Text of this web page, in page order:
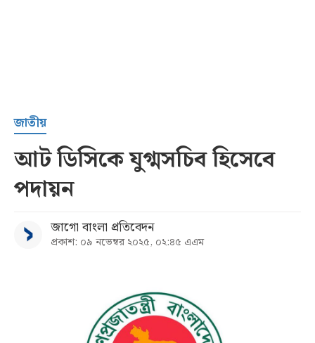
সর্বশেষ
বিভাগ
জাতীয়
আট ডিসিকে যুগ্মসচিব হিসেবে
পদায়ন
জাগো বাংলা প্রতিবেদন
প্রকাশ: ০৯ নভেম্বর ২০২৫, ০২:৪৫ এএম